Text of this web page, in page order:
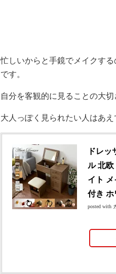
忙しいからと手鏡でメイクす
です。
自分を客観的に見ることの大切
大人っぽく見られたい人はあ
ドレ
ル 北
イト
付き ホ
posted with